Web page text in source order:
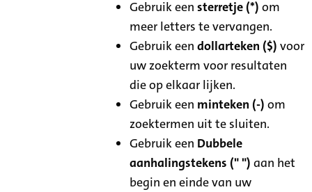
Gebruik eensterretje (*) om
meer letters te vervangen.
Gebruik eendollarteken ($) voor
uw zoekterm voor resultaten
die op elkaar lijken.
Gebruik een minteken (-) om
zoektermen uit te sluiten.
Gebruik een Dubbele
aanhalingstekens (" ") aan het
begin en einde van uw